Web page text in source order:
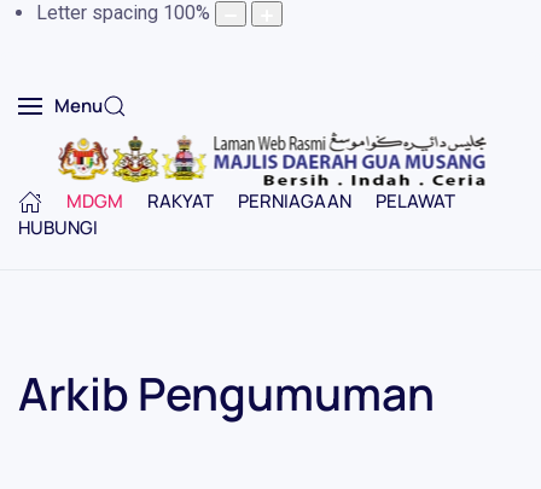
Letter spacing 100%
Menu
MDGM RAKYAT PERNIAGAAN
PELAWAT
HUBUNGI
Arkib Pengumuman